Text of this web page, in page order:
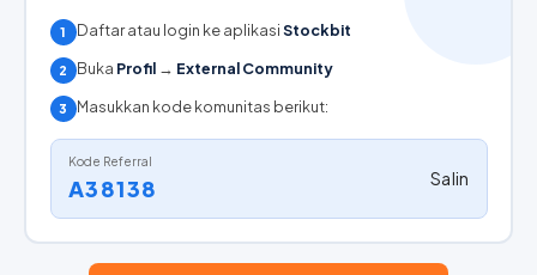
1 Daftar atau login ke aplikasiStockbit
2 Buka Profil→ External Community
3 Masukkan kode komunitas berikut:
Kode Referral
A38138 Salin